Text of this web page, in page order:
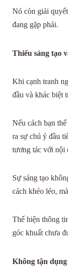
Nó còn giải
đang gặp phải.
Thiếu sáng tạo
Khi cạnh tranh
đầu và khác biệt
Nếu cách bạn
ra sự chú ý đầu
tương tác với nội
Sự sáng tạo
cách khéo léo,
Thể hiện thông
góc khuất chưa
Không tận